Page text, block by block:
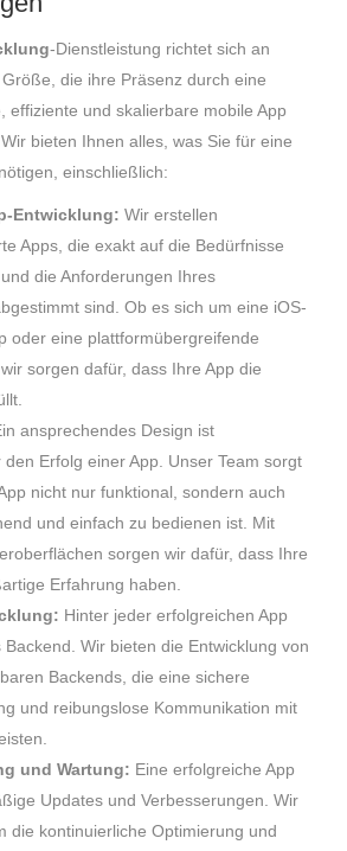
-Dienstleistung richtet sich an
die ihre Präsenz durch eine
effiziente und skalierbare mobile App
bieten Ihnen alles, was Sie für eine
einschließlich:
Entwicklung: Wir erstellen
Apps, die exakt auf die Bedürfnisse
die Anforderungen Ihres
sind. Ob es sich um eine iOS-
oder eine plattformübergreifende
sorgen dafür, dass Ihre App die
ansprechendes Design ist
Erfolg einer App. Unser Team sorgt
nicht nur funktional, sondern auch
und einfach zu bedienen ist. Mit
sorgen wir dafür, dass Ihre
Erfahrung haben.
Hinter jeder erfolgreichen App
Wir bieten die Entwicklung von
Backends, die eine sichere
und reibungslose Kommunikation mit
und Wartung: Eine erfolgreiche App
Updates und Verbesserungen. Wir
die kontinuierliche Optimierung und